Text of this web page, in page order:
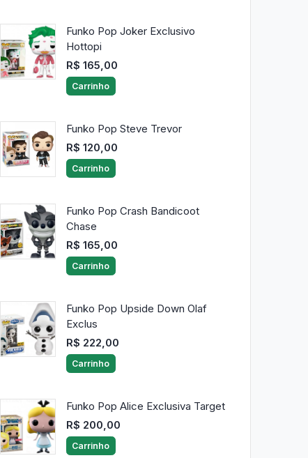
Funko Pop Joker Exclusivo
Hottopi
R$ 165,00
Carrinho
Funko Pop Steve Trevor
R$ 120,00
Carrinho
Funko Pop Crash Bandicoot
Chase
R$ 165,00
Carrinho
Funko Pop Upside Down Olaf
Exclus
R$ 222,00
Carrinho
Funko Pop Alice Exclusiva Target
R$ 200,00
Carrinho